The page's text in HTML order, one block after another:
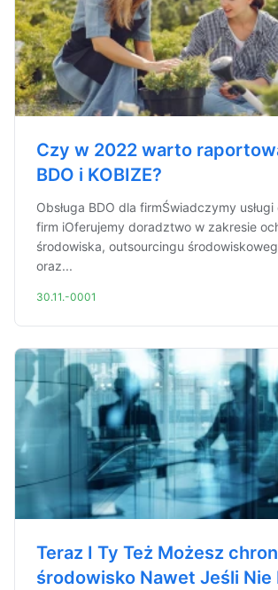
Czy w 2022 warto
BDO i KOBIZE?
Obsługa BDO dla firmŚwiadczymy
firm iOferujemy doradztwo w zakresie
środowiska, outsourcingu
oraz...
30.11.-0001
Teraz I Ty Też Możesz
środowisko Nawet Jeśli Nie